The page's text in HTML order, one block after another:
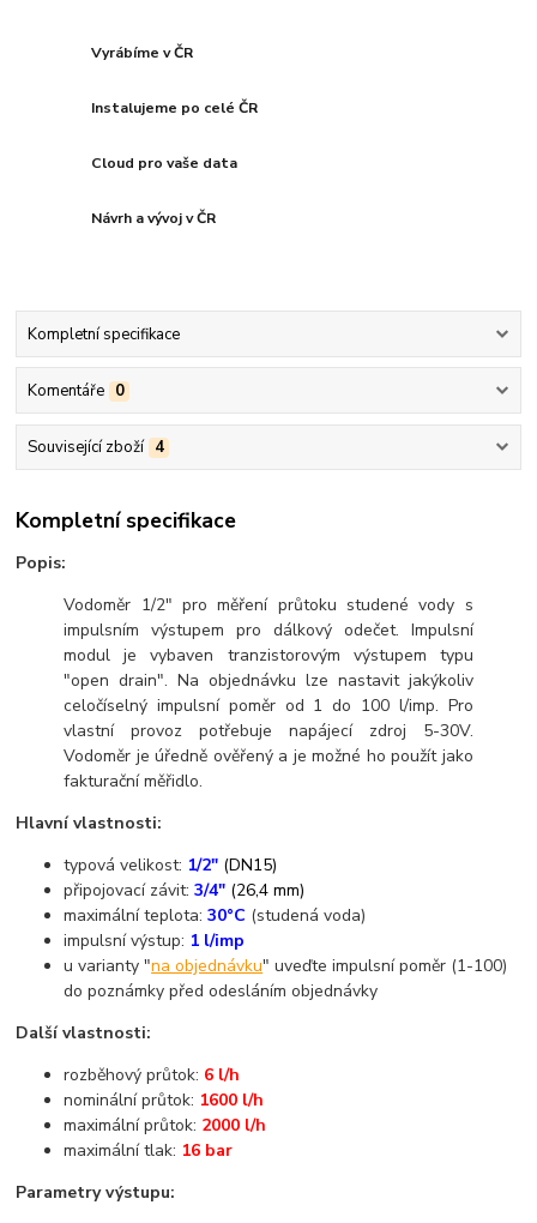
Vyrábíme v ČR
Instalujeme po celé ČR
Cloud pro vaše data
Návrh a vývoj v ČR
Kompletní specifikace
Komentáře 0
Související zboží 4
Kompletní specifikace
Popis:
Vodoměr 1/2" pro měření průtoku studené vody s
impulsním výstupem pro dálkový odečet. Impulsní
modul je vybaven tranzistorovým výstupem typu
"open drain". Na objednávku lze nastavit jakýkoliv
celočíselný impulsní poměr od 1 do 100 l/imp. Pro
vlastní provoz potřebuje napájecí zdroj 5-30V.
Vodoměr je úředně ověřený a je možné ho použít jako
fakturační měřidlo.
Hlavní vlastnosti:
typová velikost: 1/2" (DN15)
připojovací závit:3/4" (26,4 mm)
maximální teplota:30°C (studená voda)
impulsní výstup: 1 l/imp
u varianty "na objednávku" uveďte impulsní poměr (1-100)
do poznámky před odesláním objednávky
Další vlastnosti:
rozběhový průtok: 6 l/h
nominální průtok: 1600 l/h
maximální průtok: 2000 l/h
maximální tlak: 16 bar
Parametry výstupu: